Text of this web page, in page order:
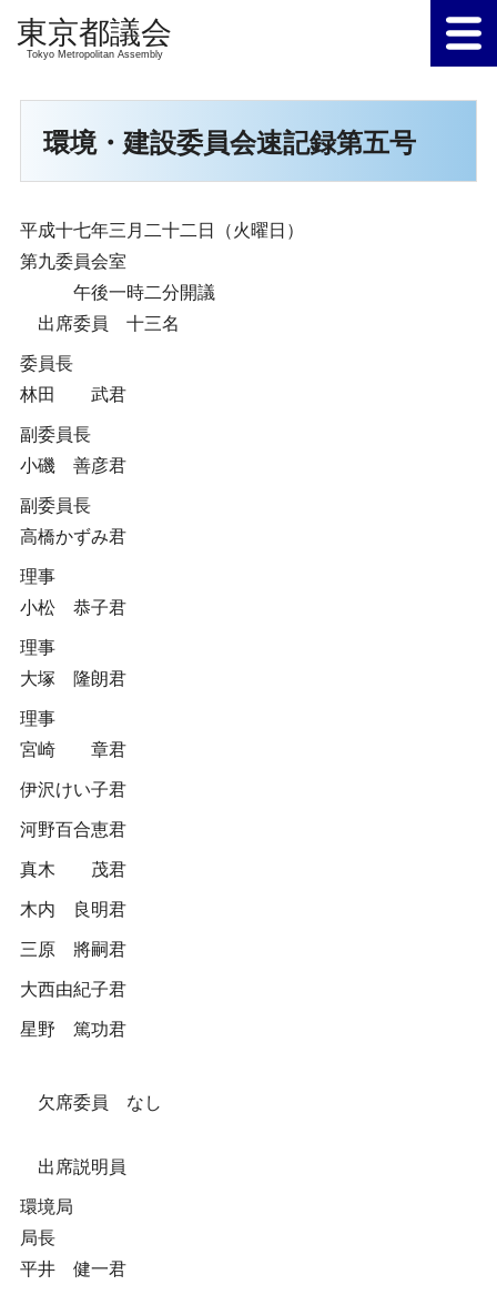
Tokyo Metropolitan Assembly
環境・建設委員会速記録第五号
平成十七年三月二十二日（火曜日）
第九委員会室
午後一時二分開議
出席委員 十三名
委員長
林田 武君
副委員長
小磯 善彦君
副委員長
高橋かずみ君
理事
小松 恭子君
理事
大塚 隆朗君
理事
宮崎 章君
伊沢けい子君
河野百合恵君
真木 茂君
木内 良明君
三原 將嗣君
大西由紀子君
星野 篤功君
欠席委員 なし
出席説明員
環境局
局長
平井 健一君